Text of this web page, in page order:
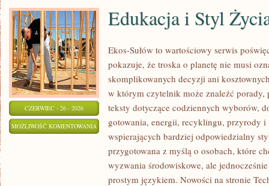
CZERWIEC - 26 - 2026
MOŻLIWOŚĆ KOMENTOWANIA EDUKACJA
STYL
ŻYCIA
Edukacja i Styl
Ekos-Sułów to wartościowy serwis
pokazuje, że troska o planetę nie musi
skomplikowanych decyzji ani
w którym czytelnik może znaleźć porady,
teksty dotyczące codziennych wyborów,
gotowania, energii, recyklingu, przyrody i
wspierających bardziej odpowiedzialny
przygotowana z myślą o osobach, które
wyzwania środowiskowe, ale
prostym językiem. Nowości na stronie